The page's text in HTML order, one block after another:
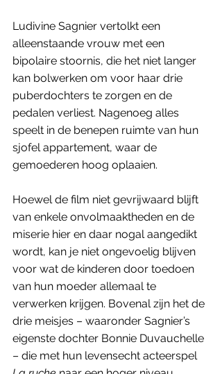
Ludivine Sagnier vertolkt een
alleenstaande vrouw met een
bipolaire stoornis, die het niet langer
kan bolwerken om voor haar drie
puberdochters te zorgen en de
pedalen verliest. Nagenoeg alles
speelt in de benepen ruimte van hun
sjofel appartement, waar de
gemoederen hoog oplaaien.
Hoewel de film niet gevrijwaard blijft
van enkele onvolmaaktheden en de
miserie hier en daar nogal aangedikt
wordt, kan je niet ongevoelig blijven
voor wat de kinderen door toedoen
van hun moeder allemaal te
verwerken krijgen. Bovenal zijn het de
drie meisjes – waaronder Sagnier’s
eigenste dochter Bonnie Duvauchelle
– die met hun levensecht acteerspel